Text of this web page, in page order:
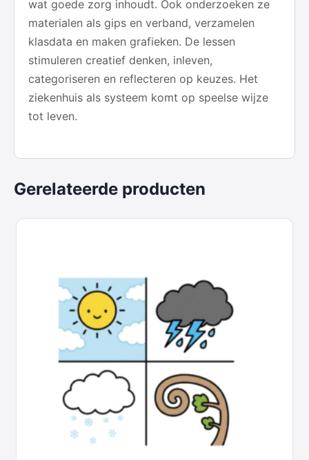
wat goede zorg inhoudt. Ook onderzoeken ze
materialen als gips en verband, verzamelen
klasdata en maken grafieken. De lessen
stimuleren creatief denken, inleven,
categoriseren en reflecteren op keuzes. Het
ziekenhuis als systeem komt op speelse wijze
tot leven.
Gerelateerde producten